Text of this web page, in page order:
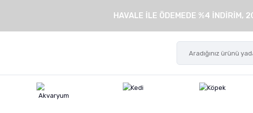
HAVALE İLE ÖDEMEDE %4 İNDİRİM,